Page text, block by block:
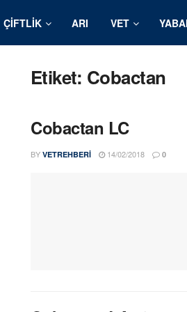
ÇIFTLIK ARI VET
Etiket: Cobactan
Cobactan LC
BY VETREHBERI 14/02/2018 0